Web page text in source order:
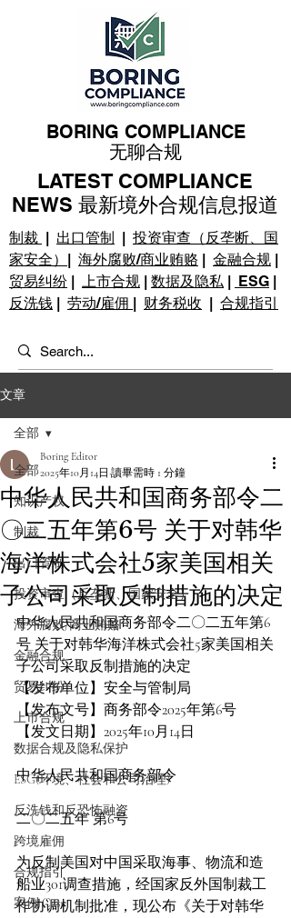
制裁 | 出口管制 | 投资审查（反垄断、国
家安全） | 海外腐败/商业贿赂 | 金融合规 |
贸易纠纷 | 上市合规 | 数据及隐私 | ESG |
反洗钱 | 劳动/雇佣 | 财务税收 | 合规指引
BORING COMPLIANCE
无聊合规
LATEST COMPLIANCE
NEWS 最新境外合规信息报道
文章
全部
知识产权
制裁
出口管制
投资审查（反垄断、国家安全）
海外腐败/商业贿赂
金融合规
贸易纠纷
上市合规
数据合规及隐私保护
ESG(环境、社会和公司治理)
反洗钱和反恐怖融资
跨境雇佣
合规指引
案例 Case
全部
中华人民共和国商务部令二
〇二五年第6号 关于对韩华
海洋株式会社5家美国相关
子公司采取反制措施的决定
Boring Editor
2025年10月14日 讀畢需時 1 分鐘
中华人民共和国商务部令二〇二五年第6
号 关于对韩华海洋株式会社5家美国相关
子公司采取反制措施的决定
【发布单位】安全与管制局
【发布文号】商务部令2025年第6号
【发文日期】2025年10月14日
中华人民共和国商务部令
二〇二五年 第6号
为反制美国对中国采取海事、物流和造
船业301调查措施，经国家反外国制裁工
作协调机制批准，现公布《关于对韩华